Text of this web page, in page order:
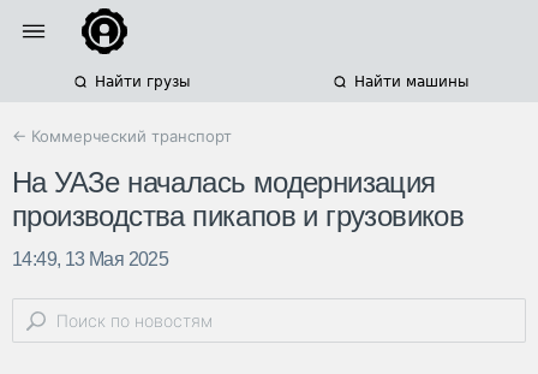
Найти грузы Найти машины
← Коммерческий транспорт
На УАЗе началась модернизация
производства пикапов и грузовиков
14:49, 13 Мая 2025